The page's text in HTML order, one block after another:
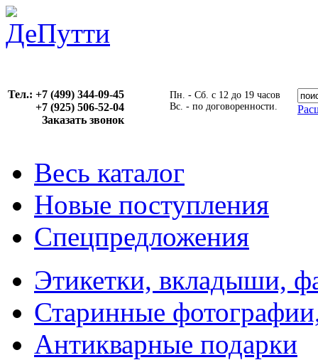
Тел.: +7 (499) 344-09-45
(925) 506-52-04
Заказать звонок
Пн. - Сб. с 12 до 19 часов
Вс. - по договоренности.
Весь каталог
Новые поступления
Спецпредложения
Этикетки, вкладыши,
Старинные
Антикварные подарки